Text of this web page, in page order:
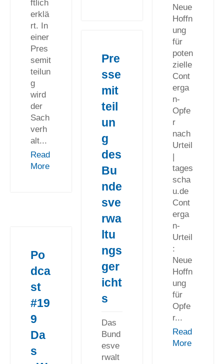
ftlich
erklä
rt. In
einer
Pres
semit
teilun
g
wird
der
Sach
verh
alt...
Read
More
Neue
Hoffn
ung
für
poten
zielle
Cont
erga
n-
Opfe
r
nach
Urteil
|
tages
scha
u.de
Cont
erga
n-
Urteil
:
Neue
Hoffn
ung
für
Opfe
r...
Read
More
Pre
sse
mit
teil
un
g
des
Bu
nde
sve
rwa
ltu
ngs
ger
icht
s
Das
Bund
esve
rwalt
Po
dca
st
#19
9
Da
s